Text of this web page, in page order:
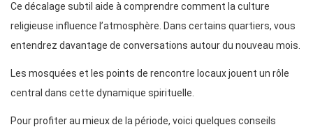
Ce décalage subtil aide à comprendre comment la culture
religieuse influence l’atmosphère. Dans certains quartiers, vous
entendrez davantage de conversations autour du nouveau mois.
Les mosquées et les points de rencontre locaux jouent un rôle
central dans cette dynamique spirituelle.
Pour profiter au mieux de la période, voici quelques conseils